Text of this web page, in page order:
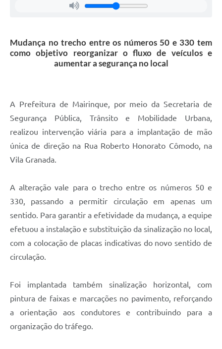
Mudança no trecho entre os números 50 e 330 tem
como objetivo reorganizar o fluxo de veículos e
aumentar a segurança no local
A Prefeitura de Mairinque, por meio da Secretaria de
Segurança Pública, Trânsito e Mobilidade Urbana,
realizou intervenção viária para a implantação de mão
única de direção na Rua Roberto Honorato Cômodo, na
Vila Granada.
A alteração vale para o trecho entre os números 50 e
330, passando a permitir circulação em apenas um
sentido. Para garantir a efetividade da mudança, a equipe
efetuou a instalação e substituição da sinalização no local,
com a colocação de placas indicativas do novo sentido de
circulação.
Foi implantada também sinalização horizontal, com
pintura de faixas e marcações no pavimento, reforçando
a orientação aos condutores e contribuindo para a
organização do tráfego.